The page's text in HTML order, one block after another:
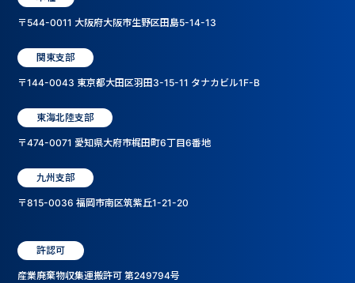
〒544-0011 大阪府大阪市生野区田島5-14-13
関東支部
〒144-0043 東京都大田区羽田3-15-11 タナカビル1F-B
東海北陸支部
〒474-0071 愛知県大府市梶田町6丁目6番地
九州支部
〒815-0036 福岡市南区筑紫丘1-21-20
許認可
産業廃棄物収集運搬許可 第249794号